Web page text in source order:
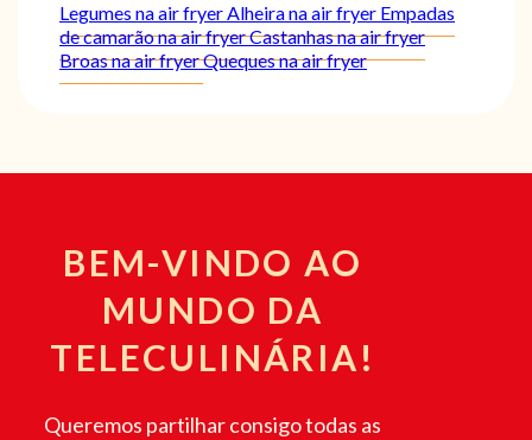
Legumes na air fryerAlheira na air fryer Empadas
de camarão na air fryerCastanhas na air fryer
Broas na air fryerQueques na air fryer
BEM-VINDO AO
MUNDO DA
TELECULINÁRIA!
Queremos partilhar consigo todas as